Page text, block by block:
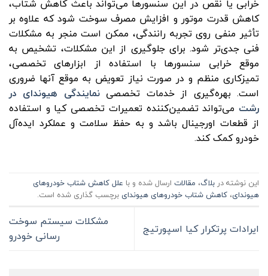
خرابی یا نقص در این سنسورها می‌تواند باعث کاهش شتاب،
کاهش قدرت موتور و افزایش مصرف سوخت شود که علاوه بر
تأثیر منفی روی تجربه رانندگی، ممکن است منجر به مشکلات
فنی جدی‌تر شود. برای جلوگیری از این مشکلات، تشخیص به
موقع خرابی سنسورها با استفاده از ابزارهای تخصصی،
تمیزکاری منظم و در صورت نیاز تعویض به موقع آنها ضروری
است. بهره‌گیری از خدمات تخصصینمایندگی هیوندای در
رشت می‌تواند تضمین‌کننده تعمیرات تخصصی کیا و استفاده
از قطعات اورجینال باشد و به حفظ سلامت و عملکرد ایده‌آل
خودرو کمک کند.
این نوشته در بلاگ، مقالات ارسال شده و با علل کاهش شتاب خودروهای
هیوندای، کاهش شتاب خودروهای هیوندای برچسب گذاری شده است.
ایرادات پرتکرار کیا اسپورتیج
مشکلات سیستم سوخت
رسانی خودرو